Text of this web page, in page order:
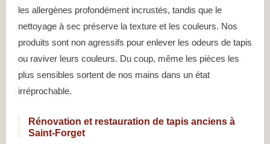
les allergènes profondément incrustés, tandis que le
nettoyage à sec préserve la texture et les couleurs. Nos
produits sont non agressifs pour enlever les odeurs de tapis
ou raviver leurs couleurs. Du coup, même les pièces les
plus sensibles sortent de nos mains dans un état
irréprochable.
Rénovation et restauration de tapis anciens à
Saint-Forget